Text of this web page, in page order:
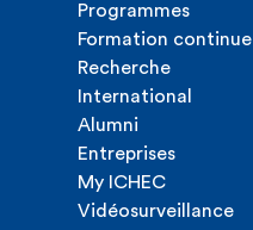
Programmes
Formation continue
Recherche
International
Alumni
Entreprises
My ICHEC
Vidéosurveillance